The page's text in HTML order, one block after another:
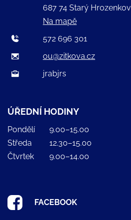
687 74 Starý Hrozenkov
Na mapě
572 696 301
ou@zitkova.cz
jrabjrs
ÚŘEDNÍ HODINY
Pondělí
9.00–15.00
Středa
12.30–15.00
Čtvrtek
9.00–14.00
FACEBOOK